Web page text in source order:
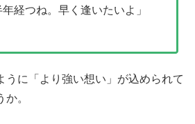
経つね。早く逢いたいよ」
うに「より強い想い」が込められて
。